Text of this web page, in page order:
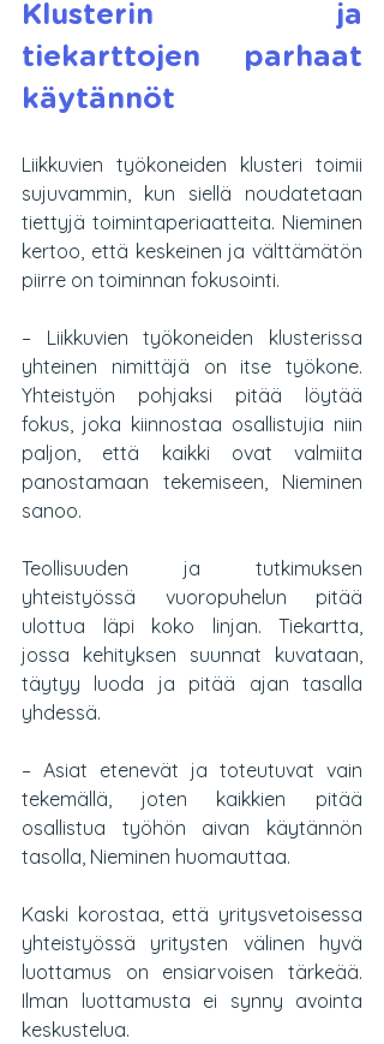
Klusterin ja
tiekarttojen parhaat
käytännöt
Liikkuvien työkoneiden klusteri toimii
sujuvammin, kun siellä noudatetaan
tiettyjä toimintaperiaatteita. Nieminen
kertoo, että keskeinen ja välttämätön
piirre on toiminnan fokusointi.
– Liikkuvien työkoneiden klusterissa
yhteinen nimittäjä on itse työkone.
Yhteistyön pohjaksi pitää löytää
fokus, joka kiinnostaa osallistujia niin
paljon, että kaikki ovat valmiita
panostamaan tekemiseen, Nieminen
sanoo.
Teollisuuden ja tutkimuksen
yhteistyössä vuoropuhelun pitää
ulottua läpi koko linjan. Tiekartta,
jossa kehityksen suunnat kuvataan,
täytyy luoda ja pitää ajan tasalla
yhdessä.
– Asiat etenevät ja toteutuvat vain
tekemällä, joten kaikkien pitää
osallistua työhön aivan käytännön
tasolla, Nieminen huomauttaa.
Kaski korostaa, että yritysvetoisessa
yhteistyössä yritysten välinen hyvä
luottamus on ensiarvoisen tärkeää.
Ilman luottamusta ei synny avointa
keskustelua.